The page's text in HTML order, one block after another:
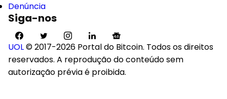
Denúncia
Siga-nos
UOL© 2017-2026 Portal do Bitcoin. Todos os direitos
reservados. A reprodução do conteúdo sem
autorização prévia é proibida.